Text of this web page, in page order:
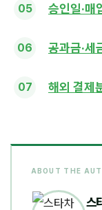
승인일·매
공과금·세
해외 결제
ABOUT THE
스